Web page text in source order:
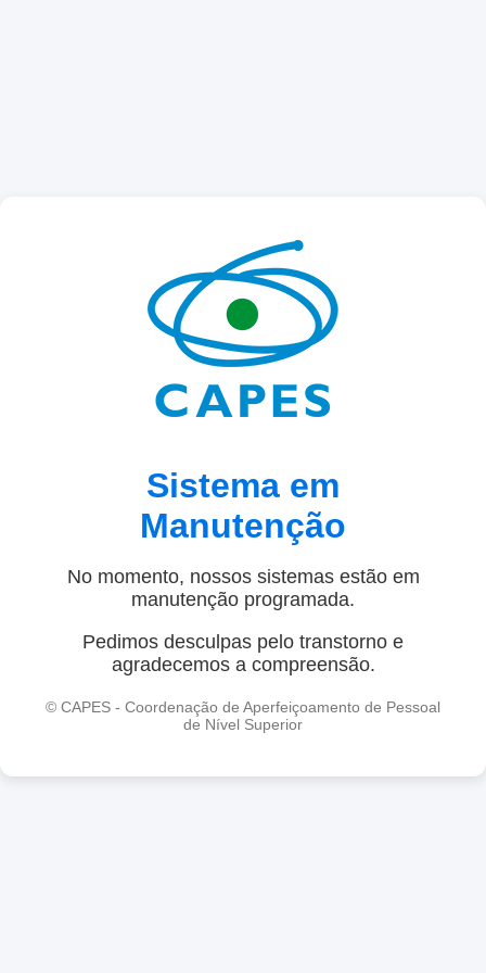
Sistema em
Manutenção
No momento, nossos sistemas estão em
manutenção programada.
Pedimos desculpas pelo transtorno e
agradecemos a compreensão.
© CAPES - Coordenação de Aperfeiçoamento de Pessoal
de Nível Superior